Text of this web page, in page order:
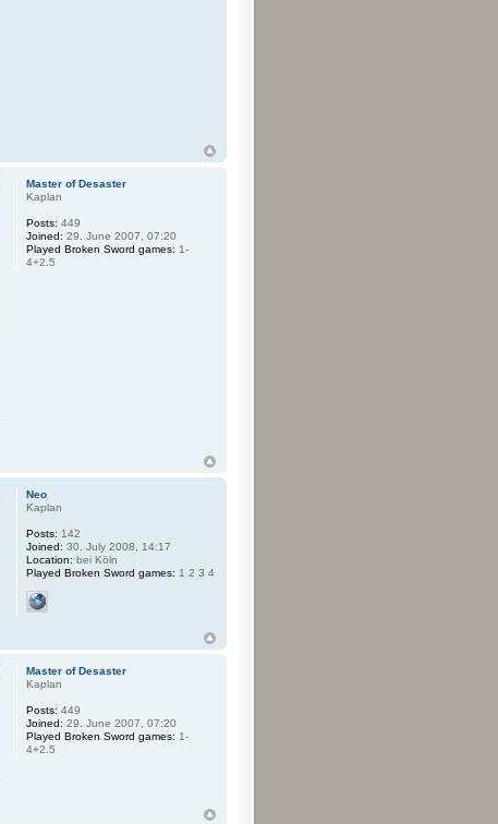
Master of Desaster
Kaplan
Posts: 449
Joined: 29. June 2007, 07:20
Played Broken Sword games: 1-
4+2.5
Neo
Kaplan
Posts: 142
Joined: 30. July 2008, 14:17
Location: bei Köln
Played Broken Sword games: 1 2 3 4
Master of Desaster
Kaplan
Posts: 449
Joined: 29. June 2007, 07:20
Played Broken Sword games: 1-
4+2.5